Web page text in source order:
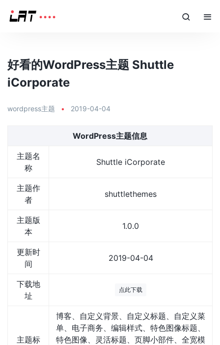
好看的WordPress主题 Shuttle
iCorporate
wordpress主题 • 2019-04-04
WordPress主题信息
主题名
称
Shuttle iCorporate
主题作
者
shuttlethemes
主题版
本
1.0.0
更新时
间
2019-04-04
下载地
址
点此下载
主题标
博客、自定义背景、自定义标题、自定义菜
单、电子商务、编辑样式、特色图像标题、
特色图像、灵活标题、页脚小部件、全宽模